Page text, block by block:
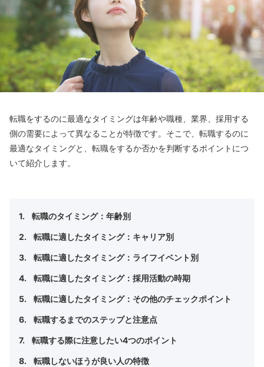
転職をするのに最適なタイミングは年齢や職種、業界、採用する
側の需要によって異なることが特徴です。そこで、転職するのに
最適なタイミングと、転職をするか否かを判断するポイントにつ
いて紹介します。
転職のタイミング：年齢別
転職に適したタイミング：キャリア別
転職に適したタイミング：ライフイベント別
転職に適したタイミング：採用活動の時期
転職に適したタイミング：その他のチェックポイント
転職するまでのステップと注意点
転職する際に注意したい4つのポイント
転職しないほうが良い人の特徴